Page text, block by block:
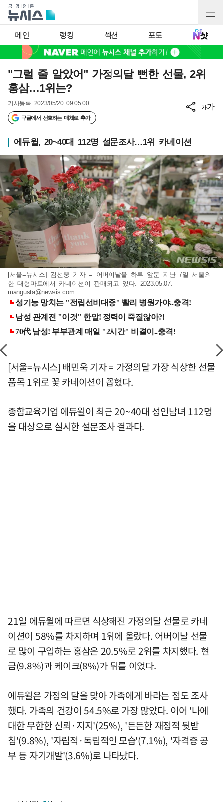
메인 랭킹 섹션 포토
"그럴 줄 알았어" 가정의달 뻔한 선물, 2위
홍삼…1위는?
기사등록 2023/05/20 09:05:00
구글에서 선호하는 매체로 추가
가가
에듀윌, 20~40대 112명 설문조사…1위 카네이션
[서울=뉴시스] 김선웅 기자 = 어버이날을 하루 앞둔 지난 7일 서울의
한 대형마트에서 카네이션이 판매되고 있다. 2023.05.07.
mangusta@newsis.com
[서울=뉴시스] 배민욱 기자 = 가정의달 가장 식상한 선물
품목 1위로 꽃 카네이션이 꼽혔다.
종합교육기업 에듀윌이 최근 20~40대 성인남녀 112명
을 대상으로 실시한 설문조사 결과다.
21일 에듀윌에 따르면 식상해진 가정의달 선물로 카네
이션이 58%를 차지하며 1위에 올랐다. 어버이날 선물
로 많이 구입하는 홍삼은 20.5%로 2위를 차지했다. 현
금(9.8%)과 케이크(8%)가 뒤를 이었다.
에듀윌은 가정의 달을 맞아 가족에게 바라는 점도 조사
했다. 가족의 건강이 54.5%로 가장 많았다. 이어 '나에
대한 무한한 신뢰·지지'(25%), '든든한 재정적 뒷받
침'(9.8%), '자립적·독립적인 모습'(7.1%), '자격증 공
부 등 자기개발'(3.6%)로 나타났다.